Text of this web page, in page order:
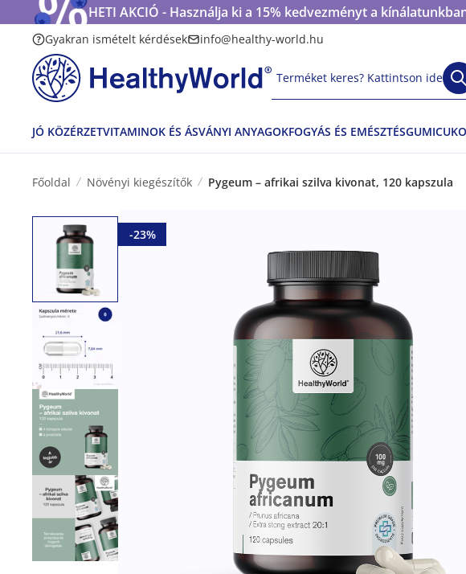
HETI AKCIÓ - Használja ki a 15% kedvezményt a
Gyakran ismételt kérdések info@healthy-world.hu
Terméket keres? Kattintson ide
JÓ KÖZÉRZETVITAMINOK ÉS ÁSVÁNYI ANYAGOKFOGYÁS ÉS EMÉSZTÉS
Főoldal Növényi kiegészítők Pygeum – afrikai szilva kivonat, 120 kapszula
-23%